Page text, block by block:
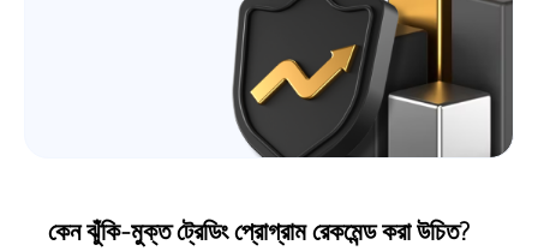
কেন ঝুঁকি-মুক্ত ট্রেডিং প্রোগ্রাম রেকমেন্ড করা উচিত?